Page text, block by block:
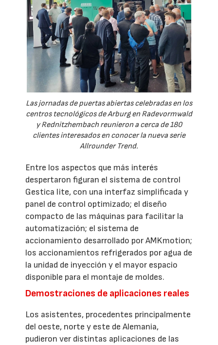
Las jornadas de puertas abiertas celebradas en los
centros tecnológicos de Arburg en Radevormwald
y Rednitzhembach reunieron a cerca de 180
clientes interesados en conocer la nueva serie
Allrounder Trend.
Entre los aspectos que más interés
despertaron figuran el sistema de control
Gestica lite, con una interfaz simplificada y
panel de control optimizado; el diseño
compacto de las máquinas para facilitar la
automatización; el sistema de
accionamiento desarrollado por AMKmotion;
los accionamientos refrigerados por agua de
la unidad de inyección y el mayor espacio
disponible para el montaje de moldes.
Demostraciones de aplicaciones reales
Los asistentes, procedentes principalmente
del oeste, norte y este de Alemania,
pudieron ver distintas aplicaciones de las